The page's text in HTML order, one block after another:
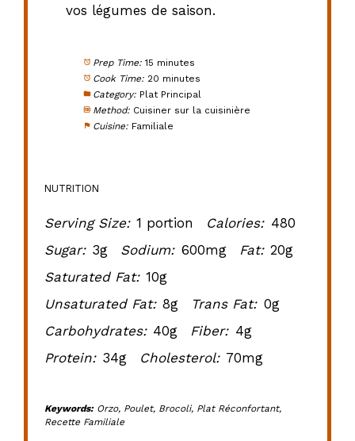
vos légumes de saison.
Prep Time: 15 minutes
Cook Time: 20 minutes
Category: Plat Principal
Method: Cuisiner sur la cuisinière
Cuisine: Familiale
NUTRITION
Serving Size: 1 portion Calories: 480
Sugar: 3g Sodium: 600mg Fat: 20g
Saturated Fat: 10g
Unsaturated Fat: 8g Trans Fat: 0g
Carbohydrates: 40g Fiber: 4g
Protein: 34g Cholesterol: 70mg
Keywords:Orzo, Poulet, Brocoli, Plat Réconfortant,
Recette Familiale